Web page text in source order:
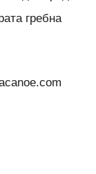
гребна